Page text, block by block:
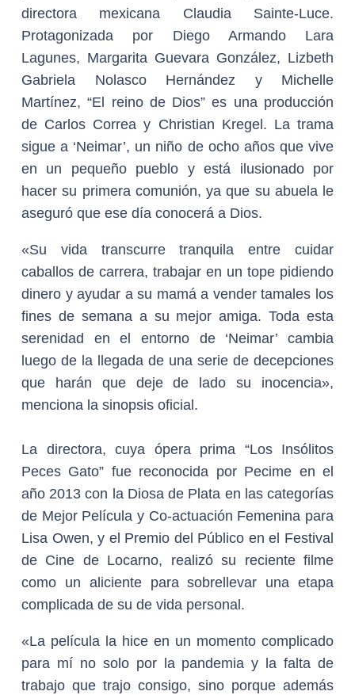
directora mexicana Claudia Sainte-Luce.
Protagonizada por Diego Armando Lara
Lagunes, Margarita Guevara González, Lizbeth
Gabriela Nolasco Hernández y Michelle
Martínez, “El reino de Dios” es una producción
de Carlos Correa y Christian Kregel. La trama
sigue a ‘Neimar’, un niño de ocho años que vive
en un pequeño pueblo y está ilusionado por
hacer su primera comunión, ya que su abuela le
aseguró que ese día conocerá a Dios.
«Su vida transcurre tranquila entre cuidar
caballos de carrera, trabajar en un tope pidiendo
dinero y ayudar a su mamá a vender tamales los
fines de semana a su mejor amiga. Toda esta
serenidad en el entorno de ‘Neimar’ cambia
luego de la llegada de una serie de decepciones
que harán que deje de lado su inocencia»,
menciona la sinopsis oficial.
La directora, cuya ópera prima “Los Insólitos
Peces Gato” fue reconocida por Pecime en el
año 2013 con la Diosa de Plata en las categorías
de Mejor Película y Co-actuación Femenina para
Lisa Owen, y el Premio del Público en el Festival
de Cine de Locarno, realizó su reciente filme
como un aliciente para sobrellevar una etapa
complicada de su de vida personal.
«La película la hice en un momento complicado
para mí no solo por la pandemia y la falta de
trabajo que trajo consigo, sino porque además